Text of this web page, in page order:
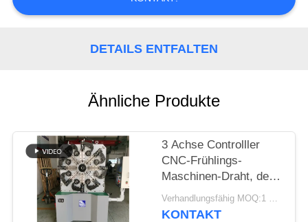
FORDERN
PRIVACY
POLICY
DETAILS ENTFALTEN
Ähnliche Produkte
3 Achse Controlller
CNC-Frühlings-
Maschinen-Draht, der
Frühlings-Bieger-
Maschine bildet
Verhandlungsfähig MOQ:1 Satz
KONTAKT